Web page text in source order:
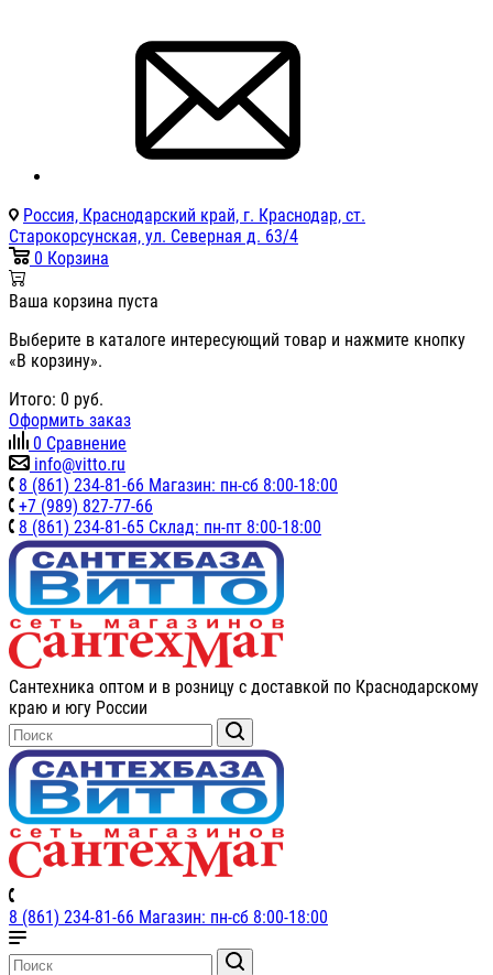
Россия, Краснодарский край, г. Краснодар, ст.
Старокорсунская, ул. Северная д. 63/4
0 Корзина
Ваша корзина пуста
Выберите в каталоге интересующий товар и нажмите кнопку
«В корзину».
Итого: 0 руб.
Оформить заказ
0 Сравнение
info@vitto.ru
8 (861) 234-81-66 Магазин: пн-сб 8:00-18:00
+7 (989) 827-77-66
8 (861) 234-81-65 Склад: пн-пт 8:00-18:00
Сантехника оптом и в розницу с доставкой по Краснодарскому
краю и югу России
8 (861) 234-81-66 Магазин: пн-сб 8:00-18:00